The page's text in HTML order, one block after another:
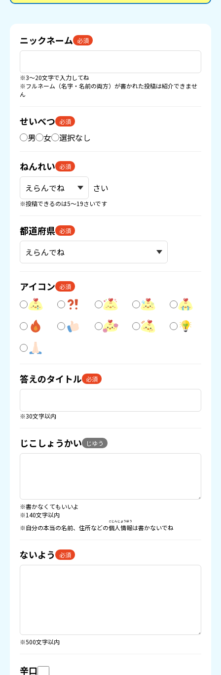
ニックネーム 必須
※3〜20文字で入力してね
※フルネーム（名字・名前の両方）が書かれた投稿は紹介できませ
ん
せいべつ 必須
男 女 選択なし
ねんれい 必須
さい
※投稿できるのは5〜19さいです
都道府県 必須
アイコン 必須
答えのタイトル 必須
※30文字以内
じこしょうかい じゆう
※書かなくてもいいよ
※140文字以内
※自分の本当の名前、住所などの個人情報
こじんじょうほう
は書かないでね
ないよう 必須
※500文字以内
辛口